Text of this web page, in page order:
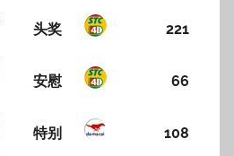
头奖 221
安慰 66
特别 108